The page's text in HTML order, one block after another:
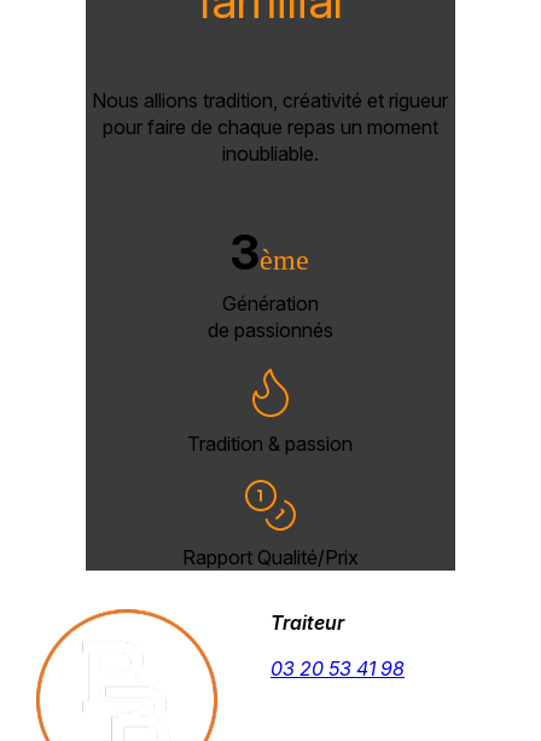
Nous allions tradition, créativité et rigueur
pour faire de chaque repas un moment
inoubliable.
3ème
Génération
de passionnés
Tradition & passion
Rapport Qualité/Prix
Traiteur
03 20 53 41 98